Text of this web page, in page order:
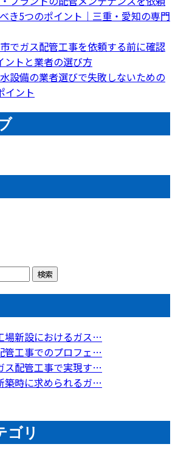
き5つのポイント｜三重・愛知の専門
でガス配管工事を依頼する前に確認
ントと業者の選び方
設備の業者選びで失敗しないための
イント
場新設におけるガス…
管工事でのプロフェ…
ス配管工事で実現す…
築時に求められるガ…
ゴリ